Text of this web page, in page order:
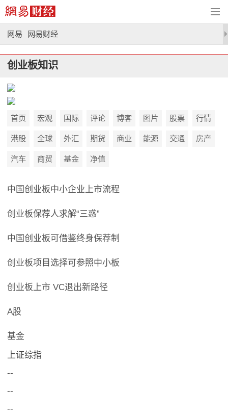
网易 网易财经
创业板知识
首页 宏观 国际 评论 博客 图片 股票 行情
港股 全球 外汇 期货 商业 能源 交通 房产
汽车 商贸 基金 净值
中国创业板中小企业上市流程
创业板保荐人求解“三惑”
中国创业板可借鉴终身保荐制
创业板项目选择可参照中小板
创业板上市 VC退出新路径
A股
基金
上证综指
--
--
--